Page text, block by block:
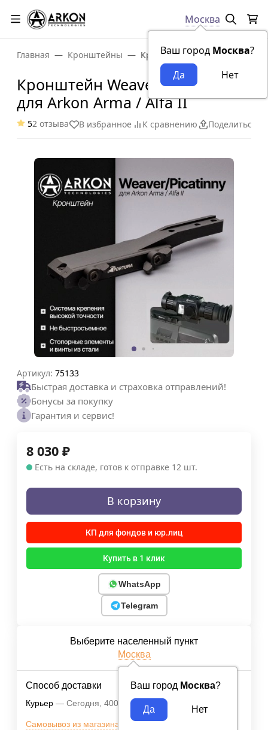
Москва
Ваш город Москва?
Главная Кронштейны Кронштейн Weaver/Picatinny
Кронштейн Weaver/Picatinny
для Arkon Arma / Alfa II
52 отзыва В избранное К сравнению Поделиться
Артикул: 75133
Быстрая доставка и страховка отправлений!
Бонусы за покупку
Гарантия и сервис!
8 030 ₽
Есть на складе, готов к отправке 12 шт.
В корзину
КП для фондов и юр.лиц
Купить в 1 клик
WhatsApp
Telegram
Выберите населенный пункт
Москва
Ваш город Москва?
Способ доставки
Курьер Сегодня 400
Самовывоз из магазина м.ВДНХ